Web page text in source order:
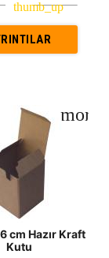
cm Hazır Kraft
Kutu